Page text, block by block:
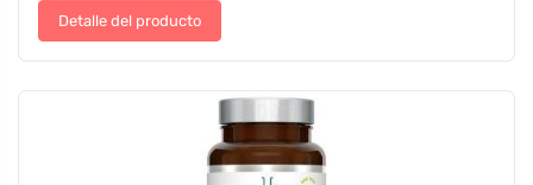
Detalle del producto